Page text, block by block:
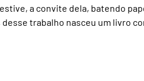
a convite dela, batendo
desse trabalho nasceu um livro